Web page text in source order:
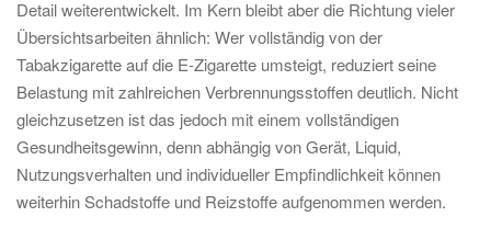
Detail weiterentwickelt. Im Kern bleibt aber die Richtung vieler
Übersichtsarbeiten ähnlich: Wer vollständig von der
Tabakzigarette auf die E-Zigarette umsteigt, reduziert seine
Belastung mit zahlreichen Verbrennungsstoffen deutlich. Nicht
gleichzusetzen ist das jedoch mit einem vollständigen
Gesundheitsgewinn, denn abhängig von Gerät, Liquid,
Nutzungsverhalten und individueller Empfindlichkeit können
weiterhin Schadstoffe und Reizstoffe aufgenommen werden.